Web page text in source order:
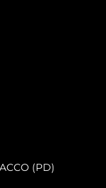
(PD)